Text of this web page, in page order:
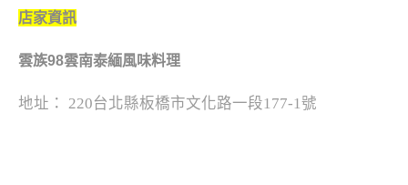
店家資訊
雲族98雲南泰緬風味料理
地址： 220台北縣板橋市文化路一段177-1號